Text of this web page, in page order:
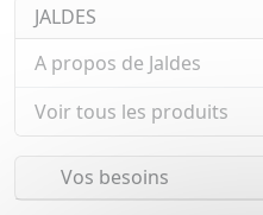
JALDES
A propos de Jaldes
Voir tous les produits
Vos besoins